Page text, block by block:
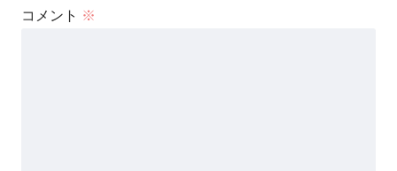
コメント ※